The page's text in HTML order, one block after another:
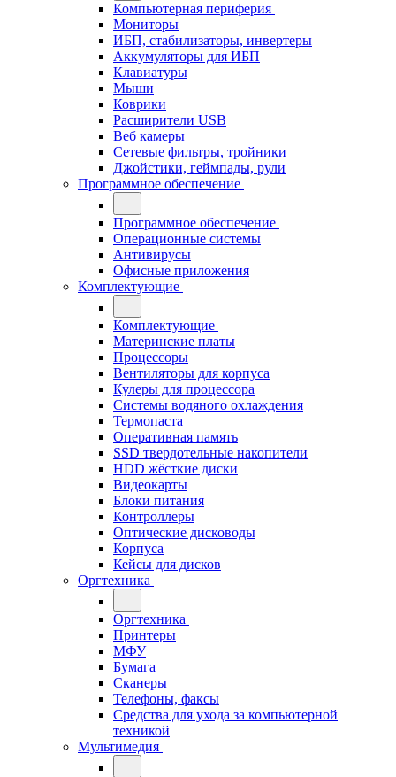
Компьютерная периферия
Мониторы
ИБП, стабилизаторы, инвертеры
Аккумуляторы для ИБП
Клавиатуры
Мыши
Коврики
Расширители USB
Веб камеры
Сетевые фильтры, тройники
Джойстики, геймпады, рули
Программное обеспечение
Программное обеспечение
Операционные системы
Антивирусы
Офисные приложения
Комплектующие
Комплектующие
Материнские платы
Процессоры
Вентиляторы для корпуса
Кулеры для процессора
Системы водяного охлаждения
Термопаста
Оперативная память
SSD твердотельные накопители
HDD жёсткие диски
Видеокарты
Блоки питания
Контроллеры
Оптические дисководы
Корпуса
Кейсы для дисков
Оргтехника
Оргтехника
Принтеры
МФУ
Бумага
Сканеры
Телефоны, факсы
Средства для ухода за компьютерной
техникой
Мультимедия